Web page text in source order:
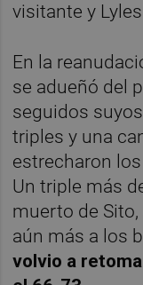
visitante y
En la
se adueñó del
seguidos
triples y una
estrecharon
Un triple más
muerto de
aún más a los
volvio a